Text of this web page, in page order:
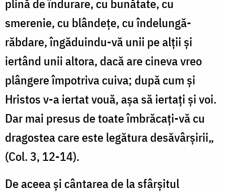
plină de îndurare, cu bunătate, cu
smerenie, cu blândețe, cu îndelungă-
răbdare, îngăduindu-vă unii pe alții și
iertând unii altora, dacă are cineva vreo
plângere împotriva cuiva; după cum și
Hristos v-a iertat vouă, așa să iertați și voi.
Dar mai presus de toate îmbrăcați-vă cu
dragostea care este legătura desăvârșirii„
(Col. 3, 12-14).
De aceea și cântarea de la sfârșitul